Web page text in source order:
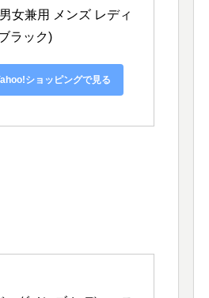
女兼用 メンズ レディ
ラック)
ショッピングで見る